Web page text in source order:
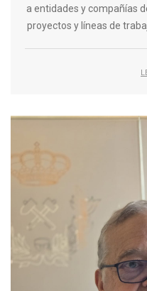
a entidades y compañías
proyectos y líneas de